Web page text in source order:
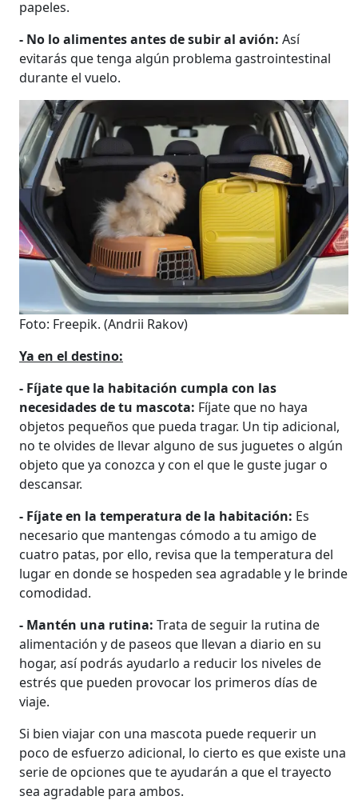
papeles.
- No lo alimentes antes de subir al avión: Así
evitarás que tenga algún problema gastrointestinal
durante el vuelo.
Foto: Freepik. (Andrii Rakov)
Ya en el destino:
- Fíjate que la habitación cumpla con las
necesidades de tu mascota: Fíjate que no haya
objetos pequeños que pueda tragar. Un tip adicional,
no te olvides de llevar alguno de sus juguetes o algún
objeto que ya conozca y con el que le guste jugar o
descansar.
- Fíjate en la temperatura de la habitación: Es
necesario que mantengas cómodo a tu amigo de
cuatro patas, por ello, revisa que la temperatura del
lugar en donde se hospeden sea agradable y le brinde
comodidad.
- Mantén una rutina: Trata de seguir la rutina de
alimentación y de paseos que llevan a diario en su
hogar, así podrás ayudarlo a reducir los niveles de
estrés que pueden provocar los primeros días de
viaje.
Si bien viajar con una mascota puede requerir un
poco de esfuerzo adicional, lo cierto es que existe una
serie de opciones que te ayudarán a que el trayecto
sea agradable para ambos.